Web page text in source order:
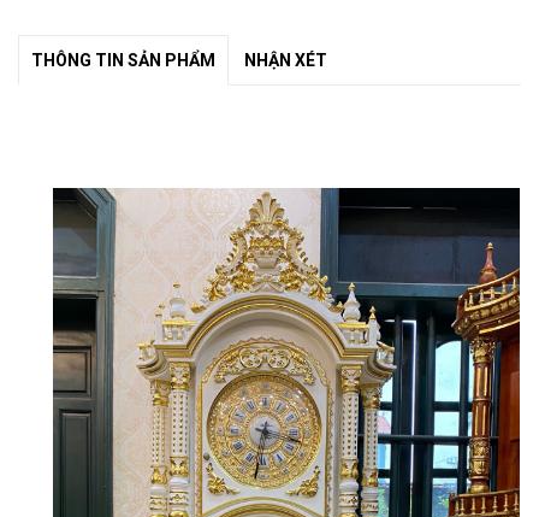
THÔNG TIN SẢN PHẨM NHẬN XÉT